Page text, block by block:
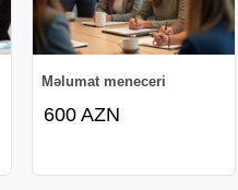
Məlumat meneceri
600 AZN